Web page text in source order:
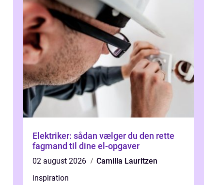
Elektriker: sådan vælger du den rette
fagmand til dine el-opgaver
02 august 2026
Camilla Lauritzen
inspiration